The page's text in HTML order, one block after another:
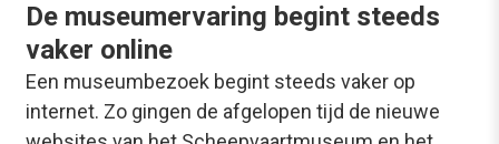
De museumervaring begint steeds
vaker online
Een museumbezoek begint steeds vaker op
internet. Zo gingen de afgelopen tijd de nieuwe